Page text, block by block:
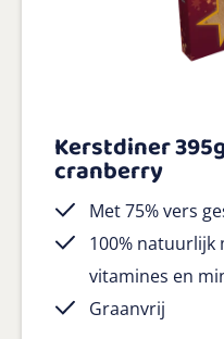
Kerstdiner
cranberry
Met 75% vers
100% natuurlijk
vitamines en
Graanvrij